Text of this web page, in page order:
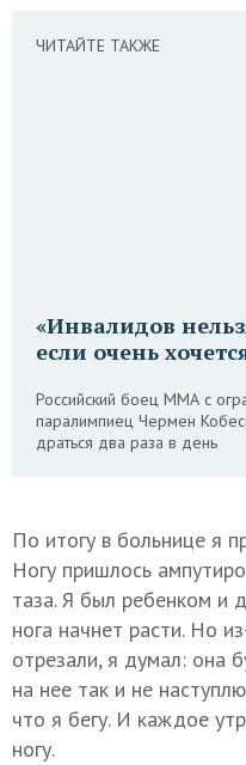
ЧИТАЙТЕ ТАКЖЕ
«Инвалидов
если очень
Российский боец ММА с
паралимпиец Чермен
драться два раза в день
По итогу в больнице я
Ногу пришлось
таза. Я был ребенком и
нога начнет расти. Но
отрезали, я думал: она
на нее так и не
что я бегу. И каждое
ногу.